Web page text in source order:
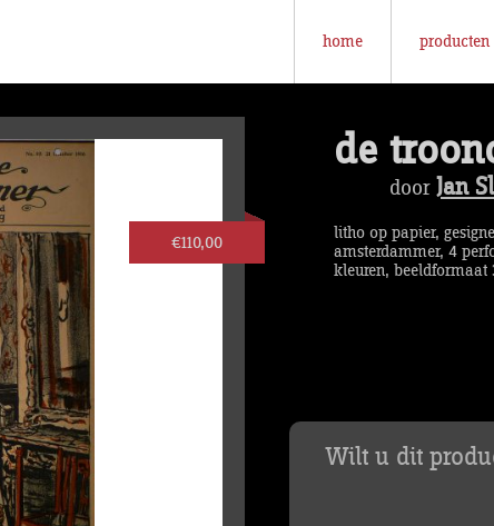
home producten
€110,00
de
door Jan
litho op papier,
amsterdammer, 4
kleuren, beeldformaat
Wilt u dit